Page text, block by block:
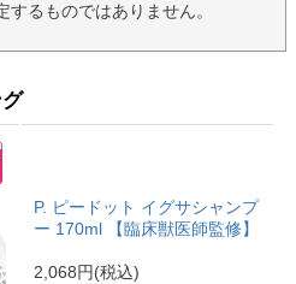
るものではありません。
P. ピードット イグサシャンプ
ー 170ml 【臨床獣医師監修】
2,068円(税込)